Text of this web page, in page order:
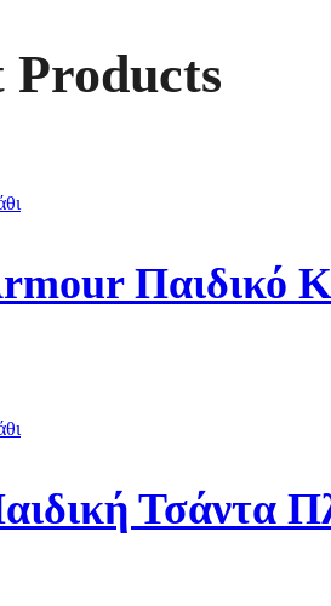
Products
Παιδικό
Τσάντα